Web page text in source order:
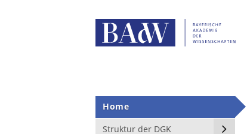
Home
Struktur der DGK